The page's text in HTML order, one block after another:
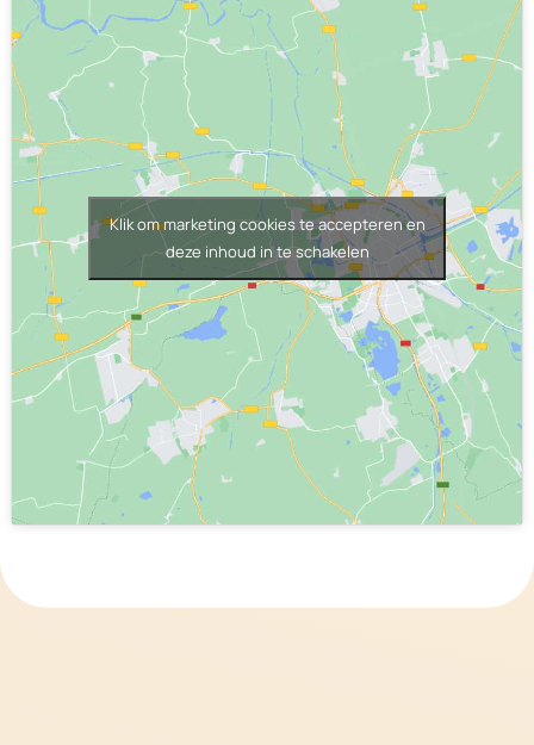
Klik om marketing cookies te accepteren en
deze inhoud in te schakelen